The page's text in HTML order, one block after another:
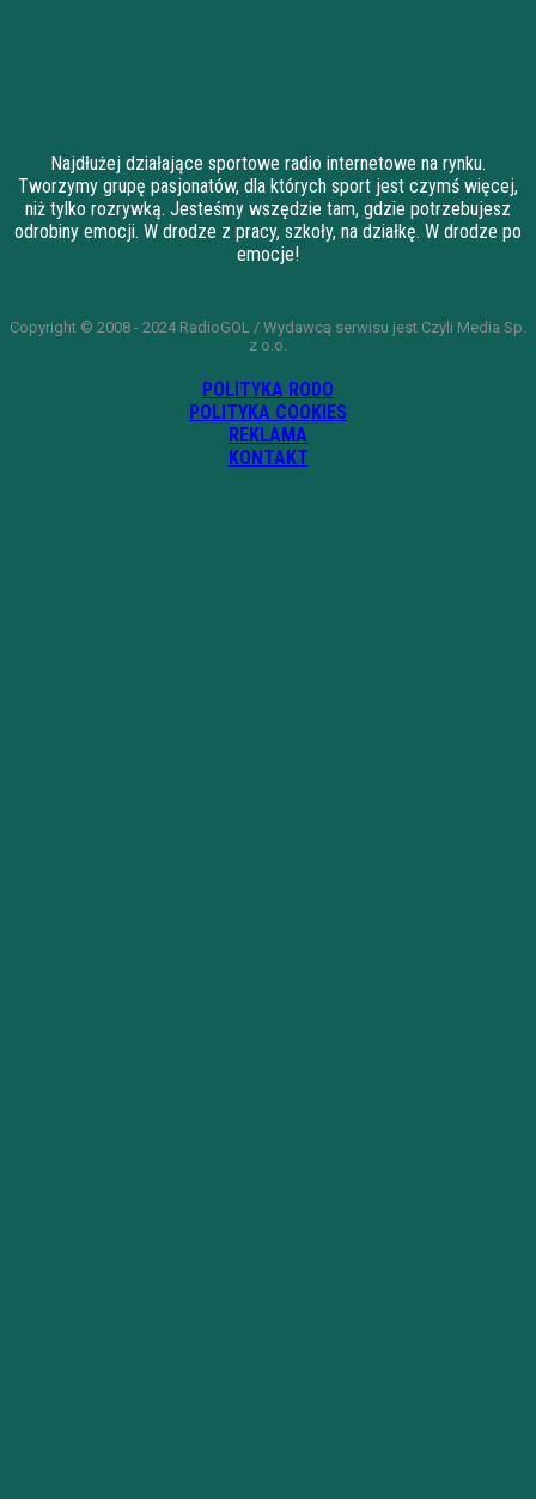
Najdłużej działające sportowe radio internetowe na rynku.
Tworzymy grupę pasjonatów, dla których sport jest czymś więcej,
niż tylko rozrywką. Jesteśmy wszędzie tam, gdzie potrzebujesz
odrobiny emocji. W drodze z pracy, szkoły, na działkę. W drodze po
emocje!
Copyright © 2008 - 2024 RadioGOL / Wydawcą serwisu jest Czyli Media Sp.
z o.o.
POLITYKA RODO
POLITYKA COOKIES
REKLAMA
KONTAKT